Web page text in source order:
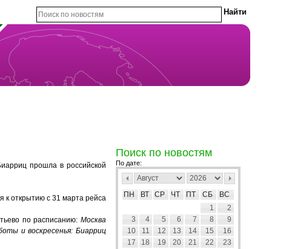
прошла в российской
к открытию с 31 марта рейса
по расписанию: Москва
и воскресенья: Биарриц
Поиск по новостям
По дате:
ПН ВТ СР ЧТ ПТ СБ
ВС
1
2
3
4 5 6 7 8
9
10
11 12 13 14 15
16
17
18 19 20 21 22
23